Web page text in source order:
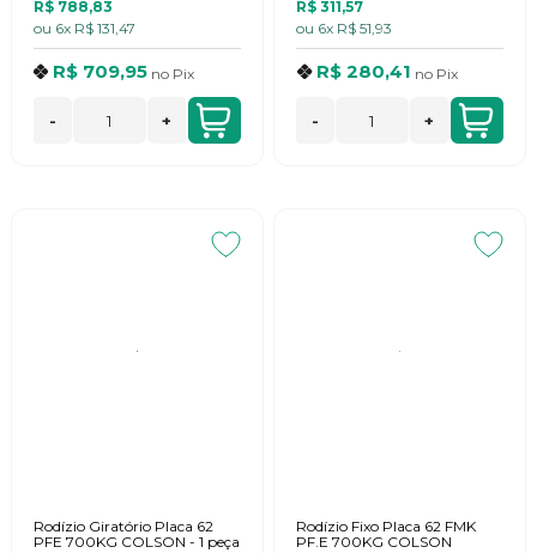
R$ 788,83
ou 6x R$ 131,47
R$ 709,95 no Pix
- +
R$ 311,57
ou 6x R$ 51,93
R$ 280,41 no Pix
- +
Rodízio Giratório Placa 62
PFE 700KG COLSON - 1 peça
Rodízio Fixo Placa 62 FMK
PF.E 700KG COLSON